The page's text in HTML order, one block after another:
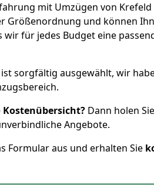
mit Umzügen von Krefeld
Größenordnung und können
wir für jedes Budget eine
ist sorgfältig ausgewählt, wir
Kostenübersicht? Dann holen
Angebote.
Formular aus und erhalten Sie